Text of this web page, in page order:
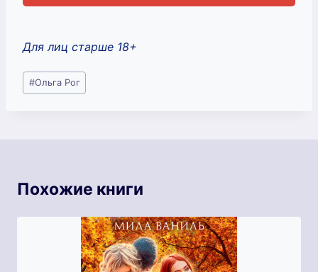
Для лиц старше 18+
Метки
записи:
#Ольга Рог
Похожие книги